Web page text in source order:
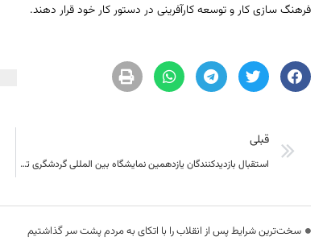
فرهنگ سازی کار و توسعه کارآفرینی در دستور کار خود قرار دهند.
قبلی
استقبال بازدیدکنندگان یازدهمین نمایشگاه بین المللی گردشگری تهران از «کف » خراسان جنوبی
سخت‌ترین شرایط پس از انقلاب را با اتکای به مردم پشت سر گذاشتیم